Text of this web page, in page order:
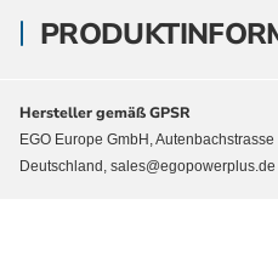
Hersteller gemäß GPSR
EGO Europe GmbH,
Deutschland, sales@egopowerplus.de